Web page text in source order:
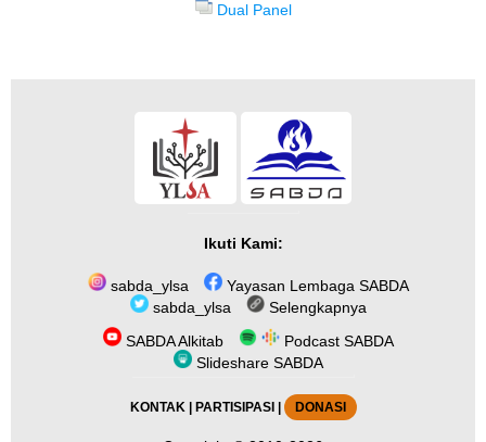
Dual Panel
Ikuti Kami:
sabda_ylsa
Yayasan Lembaga SABDA
sabda_ylsa
Selengkapnya
SABDA Alkitab
Podcast SABDA
Slideshare SABDA
KONTAK| PARTISIPASI| DONASI